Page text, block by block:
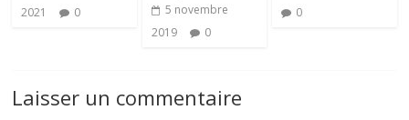
2021
0
5 novembre
2019
0
0
Laisser un commentaire